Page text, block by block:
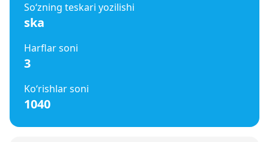
So‘zning teskari yozilishi
ska
Harflar soni
3
Ko‘rishlar soni
1040